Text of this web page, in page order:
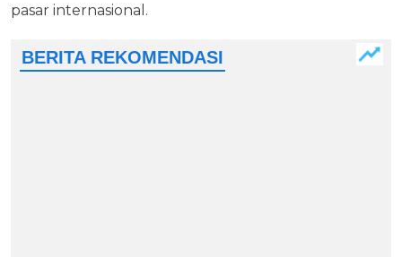
pasar internasional.